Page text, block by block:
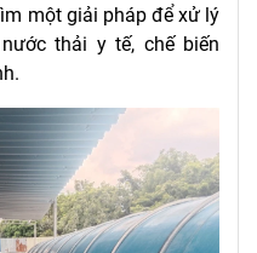
một giải pháp để xử lý
thải y tế, chế biến